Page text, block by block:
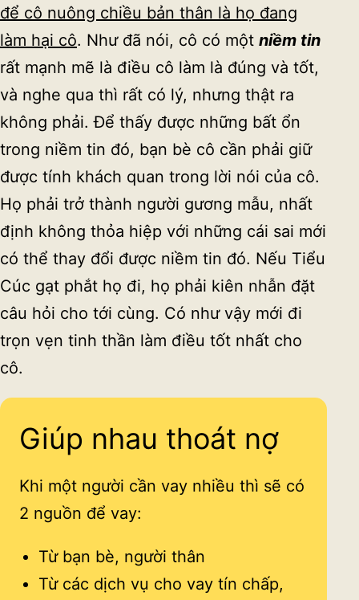
để cô nuông chiều bản thân là họ đang
làm hại cô. Như đã nói, cô có một niềm tin
rất mạnh mẽ là điều cô làm là đúng và tốt,
và nghe qua thì rất có lý, nhưng thật ra
không phải. Để thấy được những bất ổn
trong niềm tin đó, bạn bè cô cần phải giữ
được tính khách quan trong lời nói của cô.
Họ phải trở thành người gương mẫu, nhất
định không thỏa hiệp với những cái sai mới
có thể thay đổi được niềm tin đó. Nếu Tiểu
Cúc gạt phắt họ đi, họ phải kiên nhẫn đặt
câu hỏi cho tới cùng. Có như vậy mới đi
trọn vẹn tinh thần làm điều tốt nhất cho
cô.
Giúp nhau thoát nợ
Khi một người cần vay nhiều thì sẽ có
2 nguồn để vay:
Từ bạn bè, người thân
Từ các dịch vụ cho vay tín chấp,